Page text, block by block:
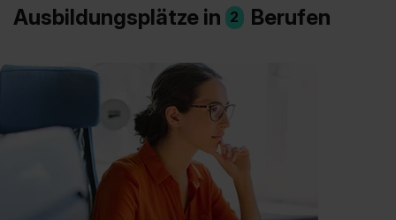
Ausbildungsplätze in 2 Berufen